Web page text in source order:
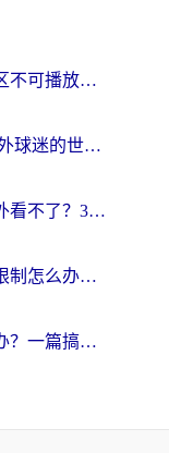
在国外看世界杯直播当前地区不可播放？海外党必看的回国加速全攻略
当CCTV5仅限中国大陆，海外球迷的世界杯狂欢如何继续？
为什么咪咕体育的直播在海外看不了？3步解决海外看世界杯+抖音地区限制难题
海外电脑看世界杯直播地区限制怎么办？你需要一个聪明的加速器
海外看世界杯地区限制怎么办？一篇搞定咪咕视频播放+国内资源无缝访问指南